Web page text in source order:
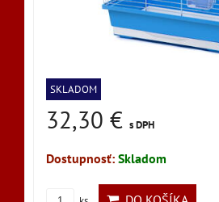
SKLADOM
32,30 € s DPH
Dostupnosť: Skladom